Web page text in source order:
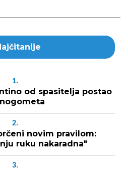
1.
od spasitelja postao
2.
novim pravilom:
ruku nakaradna"
3.